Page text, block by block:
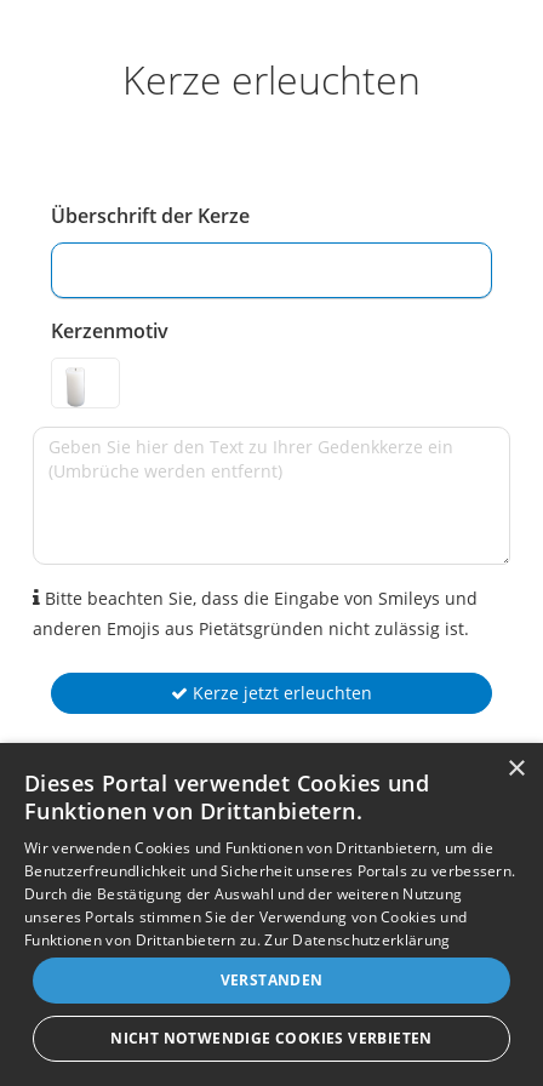
Kerze erleuchten
Überschrift der Kerze
Kerzenmotiv
Bitte beachten Sie, dass die Eingabe von Smileys und
anderen Emojis aus Pietätsgründen nicht zulässig ist.
Kerze jetzt erleuchten
×
Dieses Portal verwendet Cookies und
Funktionen von Drittanbietern.
Wir verwenden Cookies und Funktionen von Drittanbietern, um die
Benutzerfreundlichkeit und Sicherheit unseres Portals zu verbessern.
Durch die Bestätigung der Auswahl und der weiteren Nutzung
unseres Portals stimmen Sie der Verwendung von Cookies und
Funktionen von Drittanbietern zu.Zur Datenschutzerklärung
VERSTANDEN
NICHT NOTWENDIGE COOKIES VERBIETEN